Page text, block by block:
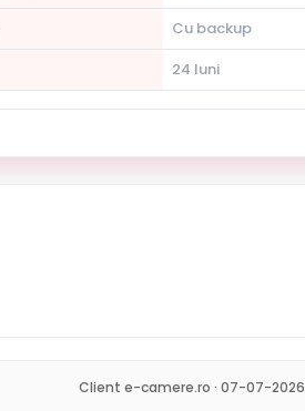
Cu backup
24 luni
Client e-camere.ro · 07-07-2026